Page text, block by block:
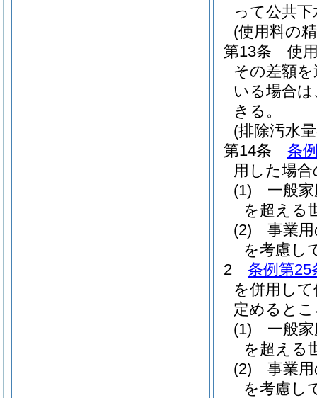
って公共
(使用料の
第13条
使
その差額
いる場合
きる。
(排除汚水
第14条
条
用した場
(1)
一般
を超える
(2)
事業
を考慮し
2
条例第25
を併用し
定めると
(1)
一般
を超える
(2)
事業
を考慮し